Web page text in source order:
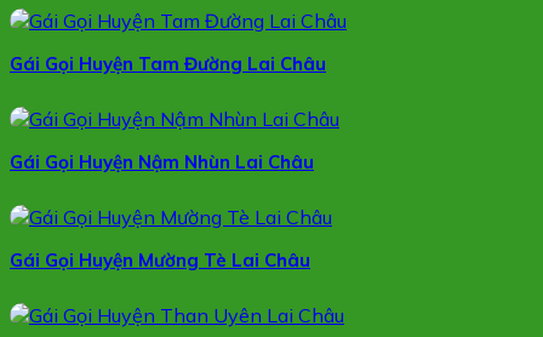
Gái Gọi Huyện Tam Đường Lai Châu
Gái Gọi Huyện Nậm Nhùn Lai Châu
Gái Gọi Huyện Mường Tè Lai Châu